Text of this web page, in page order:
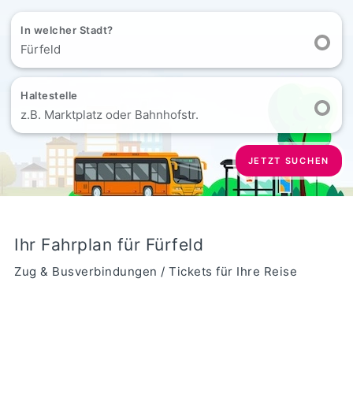
In welcher Stadt?
Fürfeld
Haltestelle
z.B. Marktplatz oder Bahnhofstr.
JETZT SUCHEN
Ihr Fahrplan für Fürfeld
Zug & Busverbindungen / Tickets für Ihre Reise